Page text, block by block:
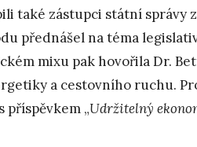
také zástupci státní správy z
přednášel na téma
mixu pak hovořila Dr.
a cestovního ruchu.
„Udržitelný